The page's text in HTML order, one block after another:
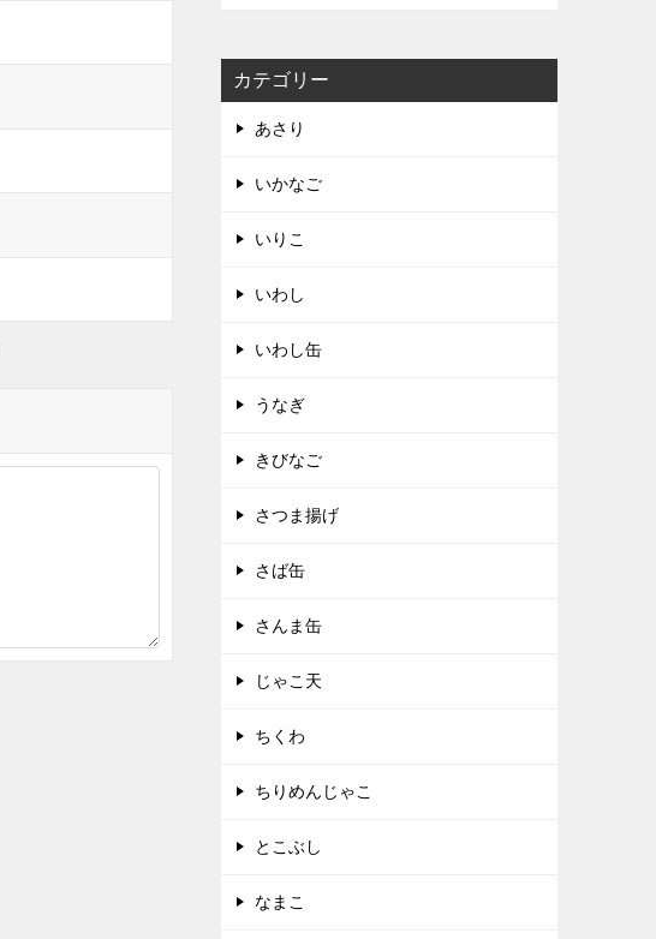
カテゴリー
あさり
いかなご
いりこ
いわし
いわし缶
うなぎ
きびなご
さつま揚げ
さば缶
さんま缶
じゃこ天
ちくわ
ちりめんじゃこ
とこぶし
なまこ